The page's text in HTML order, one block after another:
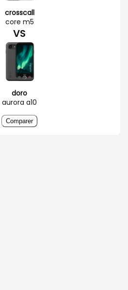
crosscall
core m5
VS
doro
aurora a10
Comparer